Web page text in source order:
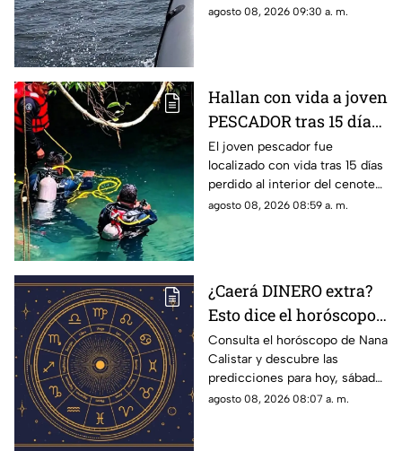
accidental, se registra una
agosto 08, 2026 09:30 a. m.
Hallan con vida a joven
PESCADOR tras 15 días
atrapado dentro de un
CENOTE; este era su
ATERRADOR escondite
El joven pescador fue
localizado con vida tras 15 días
perdido al interior del cenote
de Uxpanapa, te compartimos
agosto 08, 2026 08:59 a. m.
¿Caerá DINERO extra?
Esto dice el horóscopo
de HOY, sábado 8 de
agosto de Nana Calistar
Consulta el horóscopo de Nana
Calistar y descubre las
predicciones para hoy, sábado
8 de agosto en el amor,
agosto 08, 2026 08:07 a. m.